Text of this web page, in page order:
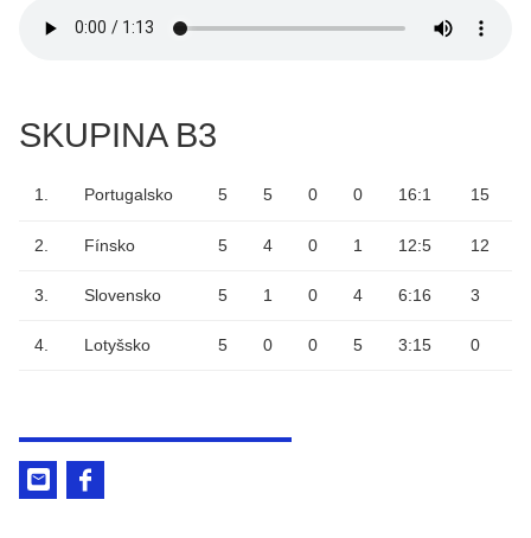
SKUPINA B3
1. Portugalsko 5 5 0 0 16:1 15
2. Fínsko 5 4 0 1 12:5 12
3. Slovensko 5 1 0 4 6:16 3
4. Lotyšsko 5 0 0 5 3:15 0